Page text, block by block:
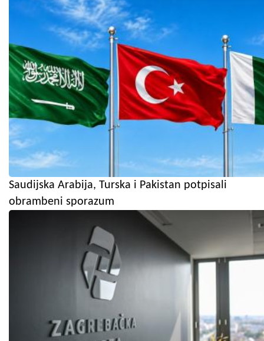
Saudijska Arabija, Turska i Pakistan potpisali
obrambeni sporazum